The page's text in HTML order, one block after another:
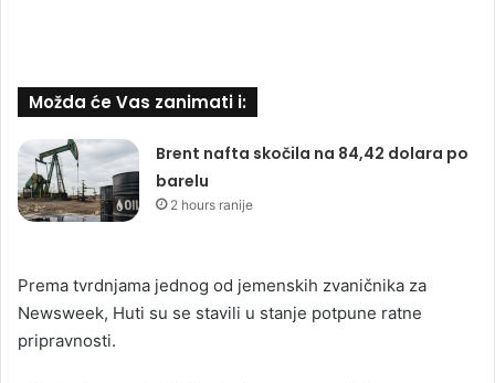
Možda će Vas zanimati i:
Brent nafta skočila na 84,42 dolara po
barelu
2 hours ranije
Prema tvrdnjama jednog od jemenskih zvaničnika za
Newsweek, Huti su se stavili u stanje potpune ratne
pripravnosti.